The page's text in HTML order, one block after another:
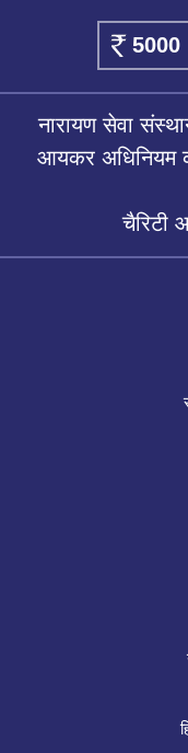
नारायण सेवा
आयकर अधिनियम
चैरिटी